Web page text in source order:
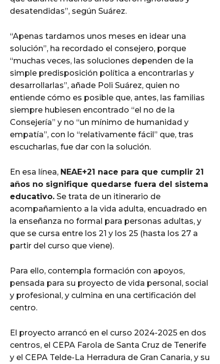
desatendidas”, según Suárez.
“Apenas tardamos unos meses en idear una
solución”, ha recordado el consejero, porque
“muchas veces, las soluciones dependen de la
simple predisposición política a encontrarlas y
desarrollarlas”, añade Poli Suárez, quien no
entiende cómo es posible que, antes, las familias
siempre hubiesen encontrado “el no de la
Consejería” y no “un mínimo de humanidad y
empatía”, con lo “relativamente fácil” que, tras
escucharlas, fue dar con la solución.
En esa línea, NEAE+21 nace para que cumplir 21
años no signifique quedarse fuera del sistema
educativo. Se trata de un itinerario de
acompañamiento a la vida adulta, encuadrado en
la enseñanza no formal para personas adultas, y
que se cursa entre los 21 y los 25 (hasta los 27 a
partir del curso que viene).
Para ello, contempla formación con apoyos,
pensada para su proyecto de vida personal, social
y profesional, y culmina en una certificación del
centro.
El proyecto arrancó en el curso 2024-2025 en dos
centros, el CEPA Farola de Santa Cruz de Tenerife
y el CEPA Telde-La Herradura de Gran Canaria, y su